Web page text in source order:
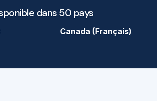
dans 50 pays
Canada (Français)